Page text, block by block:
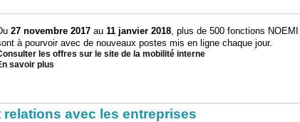
27 novembre 2017 au 11 janvier 2018, plus de 500 fonctions
à pourvoir avec de nouveaux postes mis en ligne chaque jour.
les offres sur le site de la mobilité interne
savoir plus
relations avec les entreprises